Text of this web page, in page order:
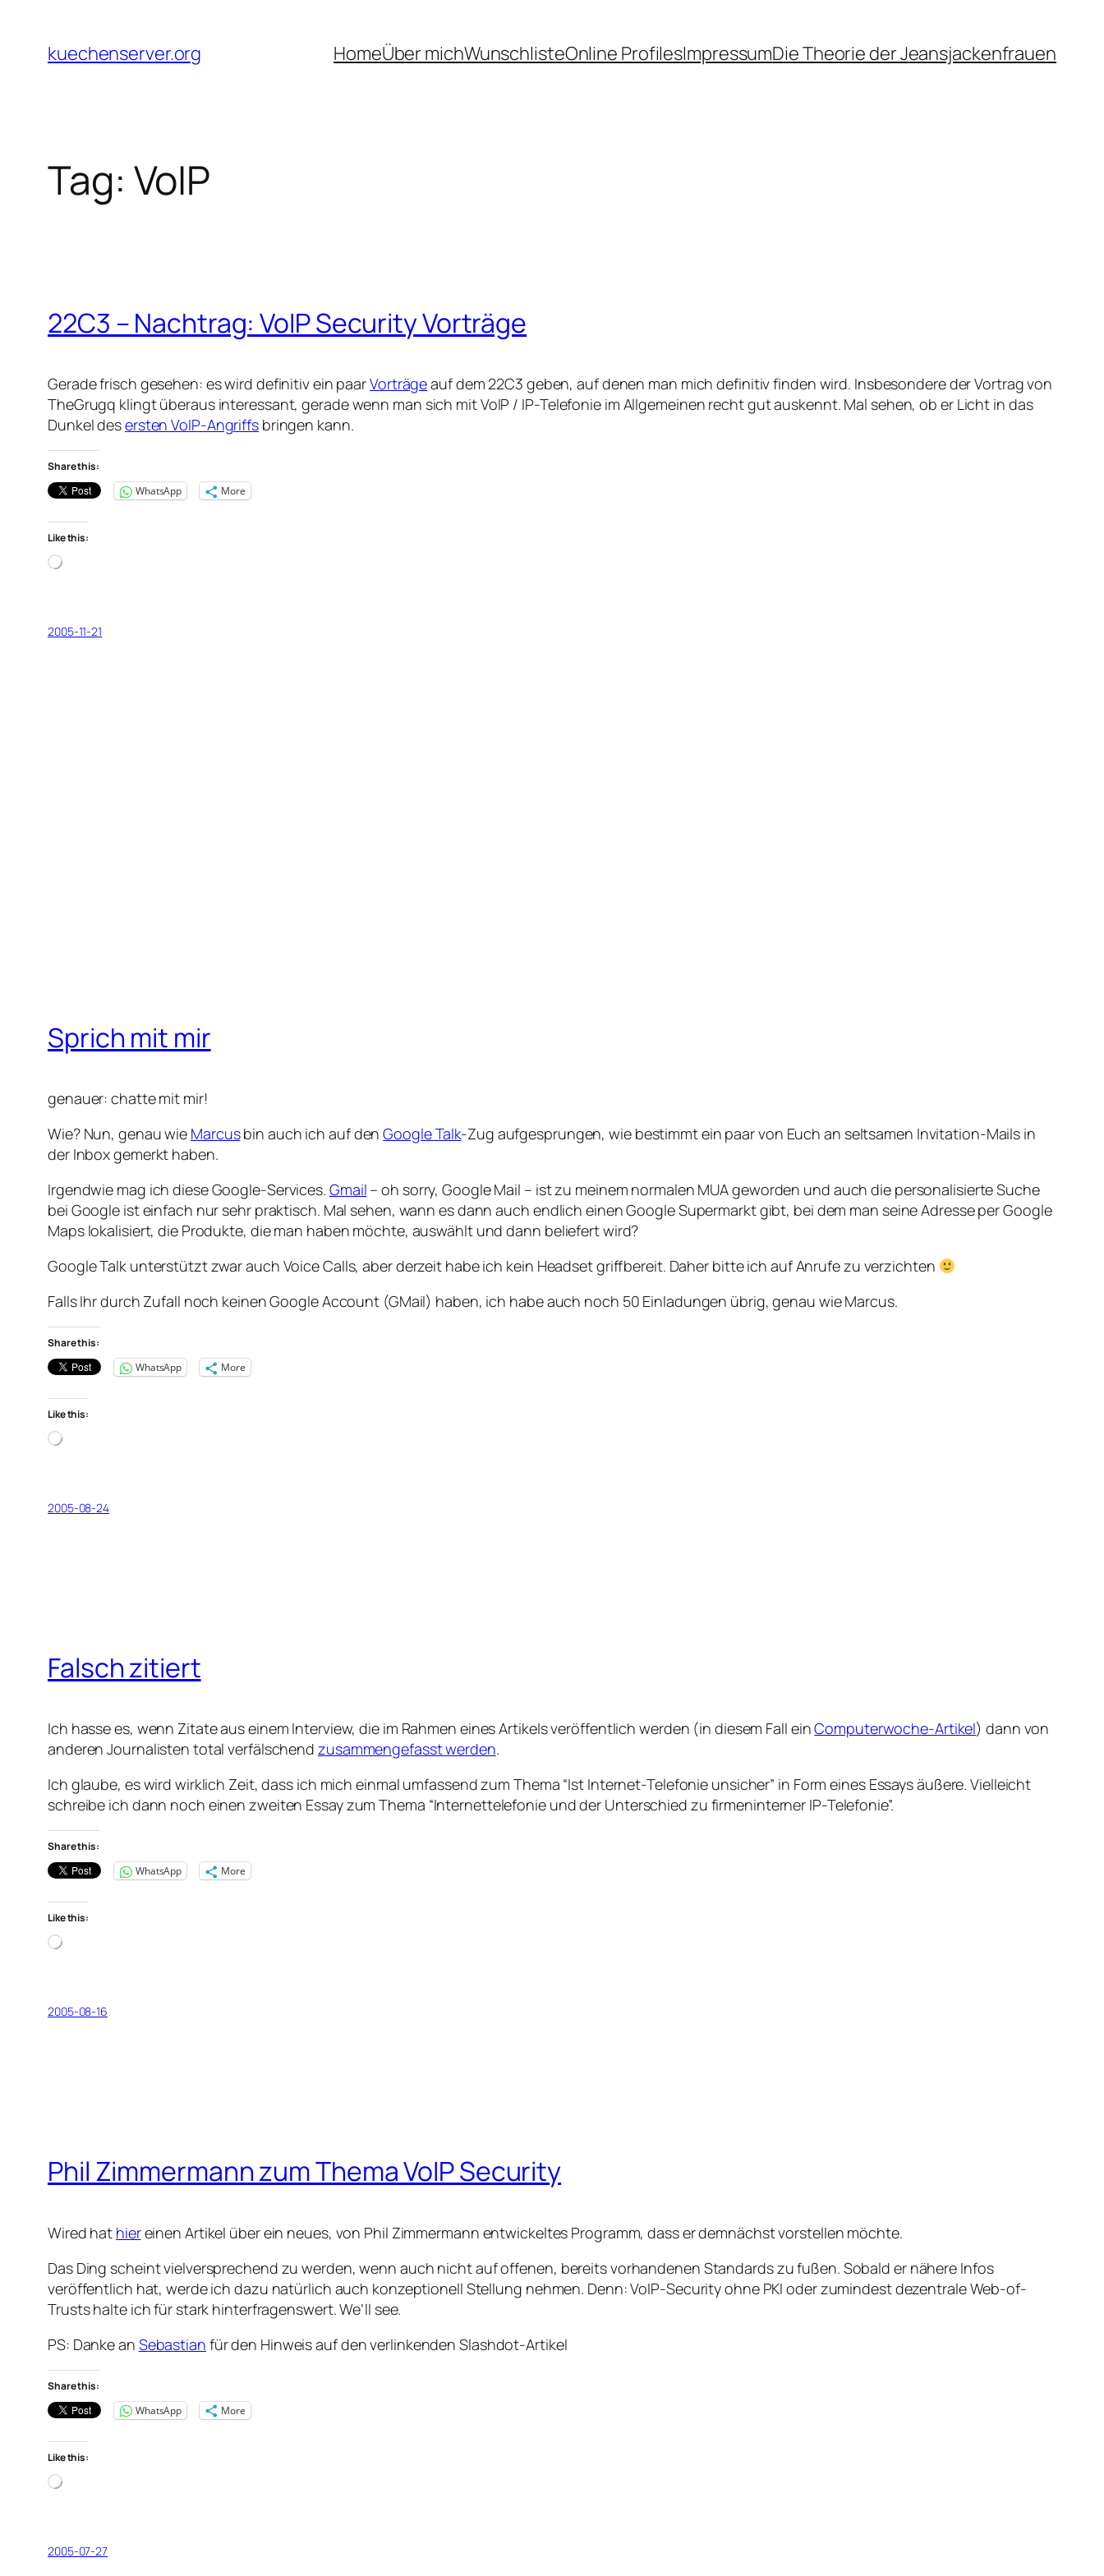
content
kuechenserver.org HomeÜber michWunschlisteOnline ProfilesImpressumDie Theorie der Jeansjackenfrauen
Tag: VoIP
22C3 – Nachtrag: VoIP Security Vorträge
Gerade frisch gesehen: es wird definitiv ein paarVorträgeauf dem 22C3 geben, auf denen man mich definitiv finden wird. Insbesondere der Vortrag von
TheGrugq klingt überaus interessant, gerade wenn man sich mit VoIP / IP-Telefonie im Allgemeinen recht gut auskennt. Mal sehen, ob er Licht in das
Dunkel desersten VoIP-Angriffsbringen kann.
Share this:
WhatsApp
More
Like this:
Loading…
2005-11-21
Sprich mit mir
genauer: chatte mit mir!
Wie? Nun, genau wie Marcusbin auch ich auf denGoogle Talk-Zug aufgesprungen, wie bestimmt ein paar von Euch an seltsamen Invitation-Mails in
der Inbox gemerkt haben.
Irgendwie mag ich diese Google-Services. Gmail – oh sorry, Google Mail – ist zu meinem normalen MUA geworden und auch die personalisierte Suche
bei Google ist einfach nur sehr praktisch. Mal sehen, wann es dann auch endlich einen Google Supermarkt gibt, bei dem man seine Adresse per Google
Maps lokalisiert, die Produkte, die man haben möchte, auswählt und dann beliefert wird?
Google Talk unterstützt zwar auch Voice Calls, aber derzeit habe ich kein Headset griffbereit. Daher bitte ich auf Anrufe zu verzichten
Falls Ihr durch Zufall noch keinen Google Account (GMail) haben, ich habe auch noch 50 Einladungen übrig, genau wie Marcus.
Share this:
WhatsApp
More
Like this:
Loading…
2005-08-24
Falsch zitiert
Ich hasse es, wenn Zitate aus einem Interview, die im Rahmen eines Artikels veröffentlich werden (in diesem Fall einComputerwoche-Artikel) dann von
anderen Journalisten total verfälschend zusammengefasst werden.
Ich glaube, es wird wirklich Zeit, dass ich mich einmal umfassend zum Thema “Ist Internet-Telefonie unsicher” in Form eines Essays äußere. Vielleicht
schreibe ich dann noch einen zweiten Essay zum Thema “Internettelefonie und der Unterschied zu firmeninterner IP-Telefonie”.
Share this:
WhatsApp
More
Like this:
Loading…
2005-08-16
Phil Zimmermann zum Thema VoIP Security
Wired hat hiereinen Artikel über ein neues, von Phil Zimmermann entwickeltes Programm, dass er demnächst vorstellen möchte.
Das Ding scheint vielversprechend zu werden, wenn auch nicht auf offenen, bereits vorhandenen Standards zu fußen. Sobald er nähere Infos
veröffentlich hat, werde ich dazu natürlich auch konzeptionell Stellung nehmen. Denn: VoIP-Security ohne PKI oder zumindest dezentrale Web-of-
Trusts halte ich für stark hinterfragenswert. We’ll see.
PS: Danke an Sebastian für den Hinweis auf den verlinkenden Slashdot-Artikel
Share this:
WhatsApp
More
Like this:
Loading…
2005-07-27